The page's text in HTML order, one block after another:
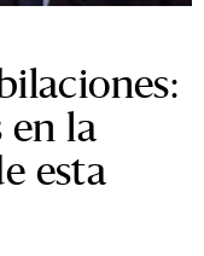
en la
esta